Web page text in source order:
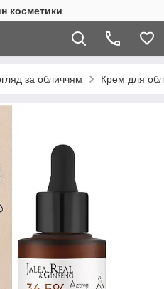
косметики
за обличчям Крем для